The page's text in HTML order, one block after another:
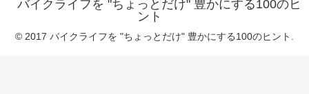
バイクライフを "ちょっとだけ" 豊かにする100のヒ
ント
© 2017 バイクライフを "ちょっとだけ" 豊かにする100のヒント.